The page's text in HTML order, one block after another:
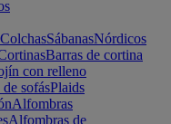
ColchasSábanasNórdicos
Barras de cortina
con relleno
sofásPlaids
Alfombras
Alfombras de